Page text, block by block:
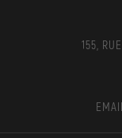
155,